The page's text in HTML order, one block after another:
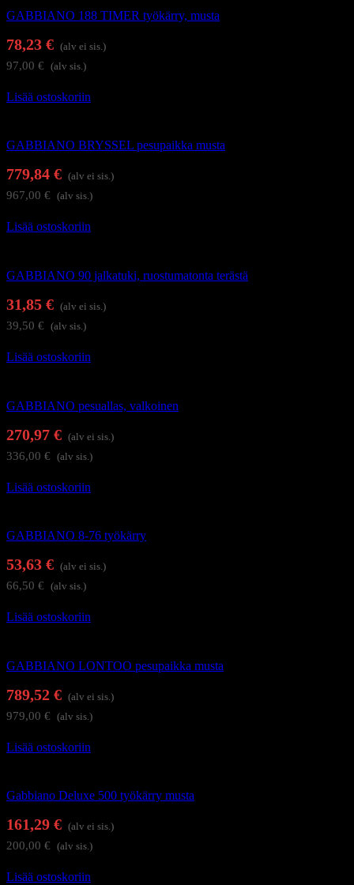
GABBIANO 188 TIMER työkärry, musta
78,23 € (alv ei sis.)
97,00 € (alv sis.)
Lisää ostoskoriin
GABBIANO BRYSSEL pesupaikka musta
779,84 € (alv ei sis.)
967,00 € (alv sis.)
Lisää ostoskoriin
GABBIANO 90 jalkatuki, ruostumatonta terästä
31,85 € (alv ei sis.)
39,50 € (alv sis.)
Lisää ostoskoriin
GABBIANO pesuallas, valkoinen
270,97 € (alv ei sis.)
336,00 € (alv sis.)
Lisää ostoskoriin
GABBIANO 8-76 työkärry
53,63 € (alv ei sis.)
66,50 € (alv sis.)
Lisää ostoskoriin
GABBIANO LONTOO pesupaikka musta
789,52 € (alv ei sis.)
979,00 € (alv sis.)
Lisää ostoskoriin
Gabbiano Deluxe 500 työkärry musta
161,29 € (alv ei sis.)
200,00 € (alv sis.)
Lisää ostoskoriin